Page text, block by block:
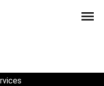
menu